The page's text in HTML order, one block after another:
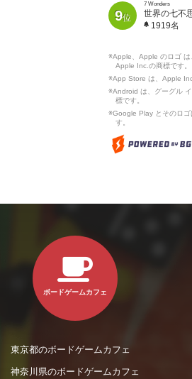
9位
7 Wonders
世界の七不
1919名
※Apple、Apple のロゴ は
Apple Inc.の商標です。
※App Store は、Apple
※Android は、グーグル
標です。
※Google Play とそのロ
す。
ボードゲームカフェ
東京都のボードゲームカフェ
神奈川県のボードゲームカフェ